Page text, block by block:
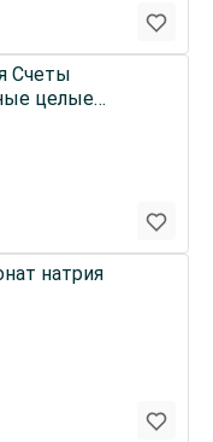
Счеты
целые
натрия